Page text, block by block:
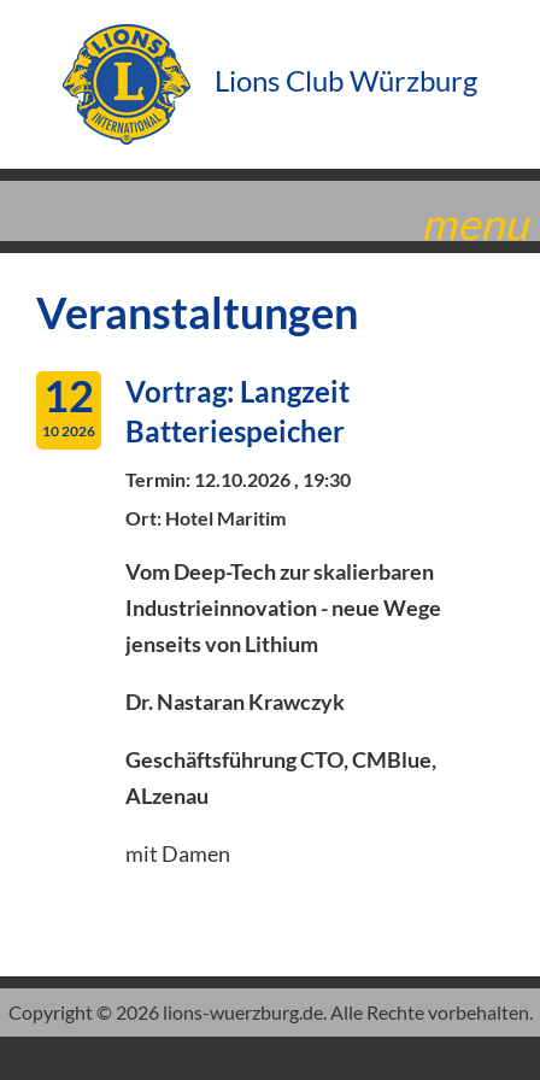
Lions Club Würzburg
menu
Veranstaltungen
12
10 2026
Vortrag: Langzeit
Batteriespeicher
Termin: 12.10.2026 , 19:30
Ort: Hotel Maritim
Vom Deep-Tech zur skalierbaren
Industrieinnovation - neue Wege
jenseits von Lithium
Dr. Nastaran Krawczyk
Geschäftsführung CTO, CMBlue,
ALzenau
mit Damen
Copyright © 2026 lions-wuerzburg.de. Alle Rechte vorbehalten.